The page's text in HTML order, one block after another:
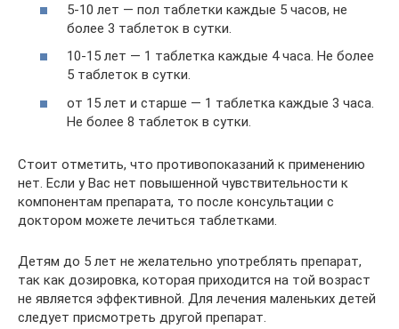
5-10 лет — пол таблетки каждые 5 часов, не
более 3 таблеток в сутки.
10-15 лет — 1 таблетка каждые 4 часа. Не более
5 таблеток в сутки.
от 15 лет и старше — 1 таблетка каждые 3 часа.
Не более 8 таблеток в сутки.
Стоит отметить, что противопоказаний к применению
нет. Если у Вас нет повышенной чувствительности к
компонентам препарата, то после консультации с
доктором можете лечиться таблетками.
Детям до 5 лет не желательно употреблять препарат,
так как дозировка, которая приходится на той возраст
не является эффективной. Для лечения маленьких детей
следует присмотреть другой препарат.